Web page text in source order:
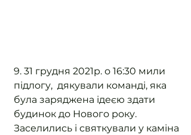
9. 31 грудня 2021р. о 16:30 мили
підлогу,  дякували команді, яка
була заряджена ідеєю здати
будинок до Нового року.
Заселились і святкували у каміна